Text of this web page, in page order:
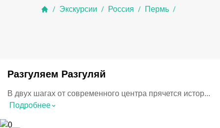
/ Экскурсии / Россия / Пермь /
Разгуляем Разгуляй
В двух шагах от современного центра прячется истор...
Подробнее⌃